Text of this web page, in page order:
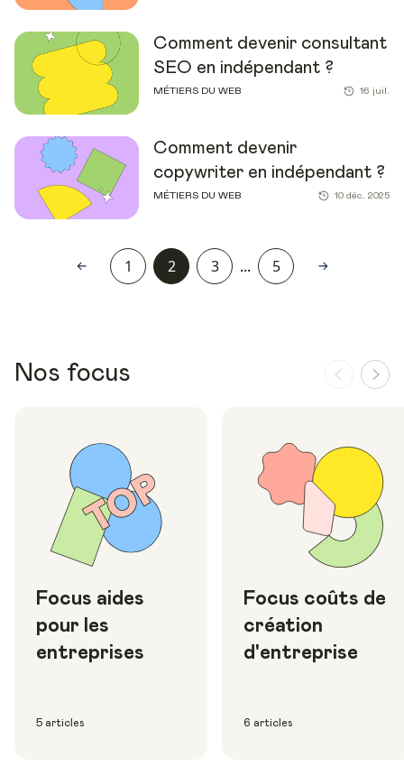
Comment devenir consultant
SEO en indépendant ?
MÉTIERS DU WEB 16 juil.
Comment devenir
copywriter en indépendant ?
MÉTIERS DU WEB 10 déc. 2025
1 2 3 ... 5
Nos focus
Focus aides
pour les
entreprises
5 articles
Focus coûts de
création
d'entreprise
6 articles